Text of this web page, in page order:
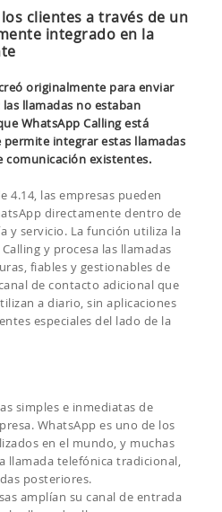
clientes a través de un
integrado en la
originalmente para enviar
llamadas no estaban
WhatsApp Calling está
integrar estas llamadas
comunicación existentes.
4.14, las empresas pueden
directamente dentro de
y servicio. La función utiliza la
y procesa las llamadas
fiables y gestionables de
de contacto adicional que
a diario, sin aplicaciones
especiales del lado de la
simples e inmediatas de
WhatsApp es uno de los
en el mundo, y muchas
llamada telefónica tradicional,
posteriores.
amplían su canal de entrada